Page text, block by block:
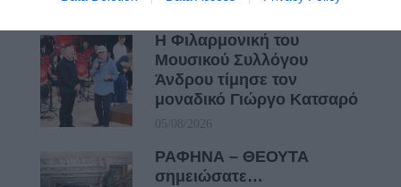
Η Φιλαρμονική του
Μουσικού Συλλόγου
Άνδρου τίμησε τον
μοναδικό Γιώργο Κατσαρό
05/08/2026
ΡΑΦΗΝΑ – ΘΕΟΥΤΑ
σημειώσατε…